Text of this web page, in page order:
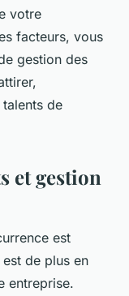
votre
facteurs, vous
gestion des
de
et gestion
est
est de plus en
entreprise.